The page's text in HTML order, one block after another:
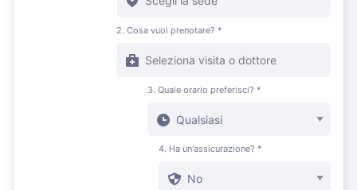
2. Cosa vuoi prenotare? *
3. Quale orario preferisci? *
4. Ha un'assicurazione? *